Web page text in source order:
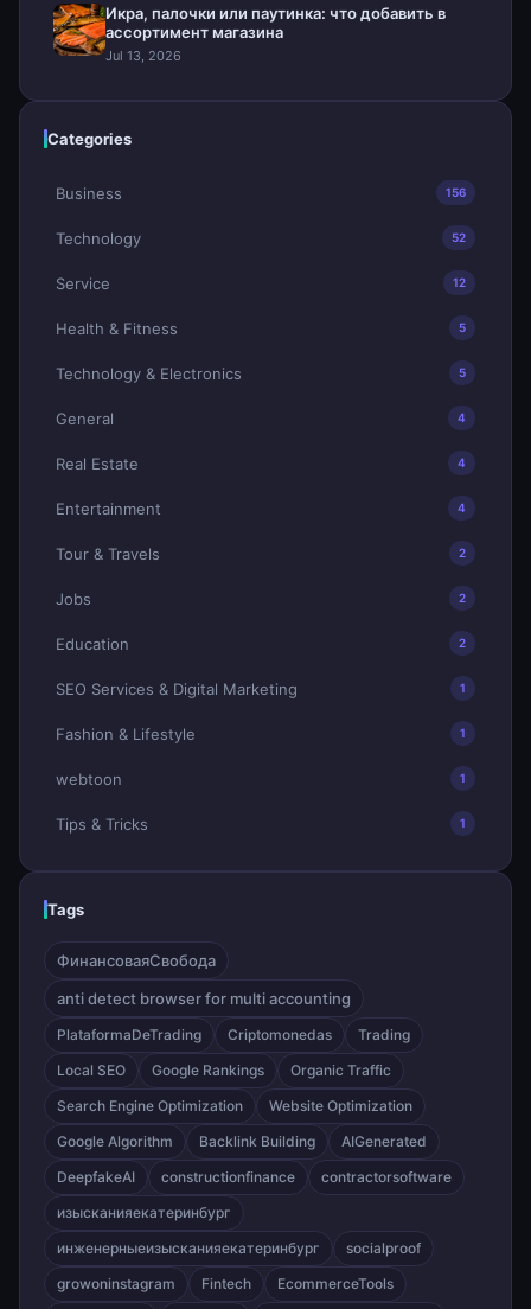
Икра, палочки или паутинка: что добавить в
ассортимент магазина
Jul 13, 2026
Categories
Business 156
Technology 52
Service 12
Health & Fitness 5
Technology & Electronics 5
General 4
Real Estate 4
Entertainment 4
Tour & Travels 2
Jobs 2
Education 2
SEO Services & Digital Marketing 1
Fashion & Lifestyle 1
webtoon 1
Tips & Tricks 1
Tags
ФинансоваяСвобода
anti detect browser for multi accounting
PlataformaDeTrading Criptomonedas
Trading
Local SEO
Google Rankings
Organic Traffic
Search Engine Optimization
Website Optimization
Google Algorithm
Backlink Building
AIGenerated
DeepfakeAI
constructionfinance
contractorsoftware
изысканияекатеринбург
инженерныеизысканияекатеринбург
socialproof
growoninstagram
Fintech EcommerceTools